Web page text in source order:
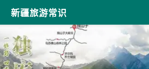
新疆旅游常识